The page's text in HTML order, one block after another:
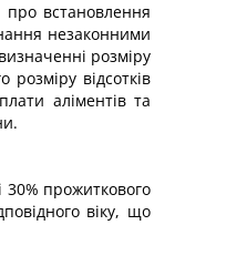
встановлення
незаконними
розміру
відсотків
аліментів та
30% прожиткового
віку, що